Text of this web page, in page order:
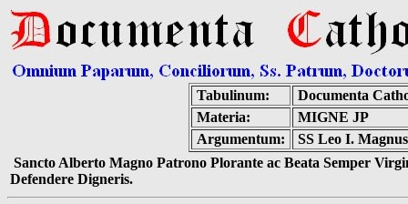
Tabulinum:
Documenta
Materia:
MIGNE JP
Argumentum:
SS Leo I.
Sancto Alberto Magno Patrono Plorante ac Beata Semper
Defendere Digneris.